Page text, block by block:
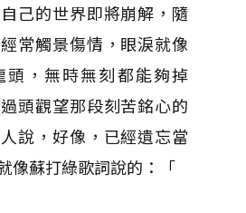
己的世界即將崩解，隨
常觸景傷情，眼淚就像
頭，無時無刻都能夠掉
頭觀望那段刻苦銘心的
說，好像，已經遺忘當
像蘇打綠歌詞說的：「